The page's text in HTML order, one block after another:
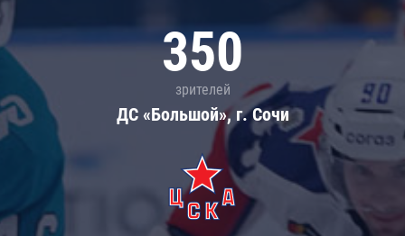
350
зрителей
ДС «Большой», г. Сочи